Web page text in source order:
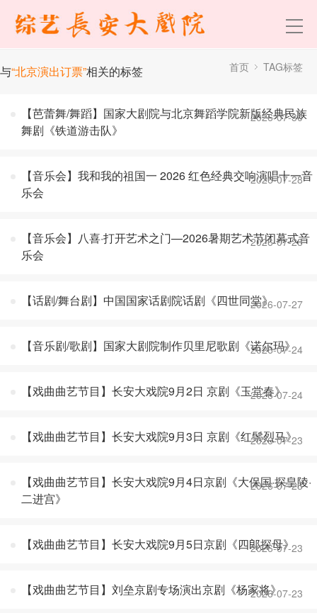
与“北京演出订票”相关的标签 首页 TAG标签
【芭蕾舞/舞蹈】国家大剧院与北京舞蹈学院新版经典民族
舞剧《铁道游击队》
2026-07-30
【音乐会】我和我的祖国一 2026 红色经典交响演唱十一音
乐会
2026-07-28
【音乐会】八喜·打开艺术之门—2026暑期艺术节闭幕式音
乐会
2026-07-28
【话剧/舞台剧】中国国家话剧院话剧《四世同堂》2026-07-27
【音乐剧/歌剧】国家大剧院制作贝里尼歌剧《诺尔玛》
2026-07-24
【戏曲曲艺节目】长安大戏院9月2日 京剧《玉堂春》
2026-07-24
【戏曲曲艺节目】长安大戏院9月3日 京剧《红鬃烈马》
2026-07-23
【戏曲曲艺节目】长安大戏院9月4日京剧《大保国·探皇陵·
二进宫》
2026-07-23
【戏曲曲艺节目】长安大戏院9月5日京剧《四郎探母》
2026-07-23
【戏曲曲艺节目】刘垒京剧专场演出京剧《杨家将》
2026-07-23